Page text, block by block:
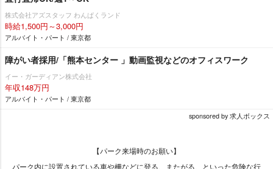
株式会社アズスタッフ わんぱくランド
時給1,500円～3,000円
アルバイト・パート / 東京都
障がい者採用/「熊本センター 」動画監視などのオフィスワーク
イー・ガーディアン株式会社
年収148万円
アルバイト・パート / 東京都
sponsored by 求人ボックス
【パーク来場時のお願い】
パーク内に設置されている車や柵などに登る、またがる、といった危険な行